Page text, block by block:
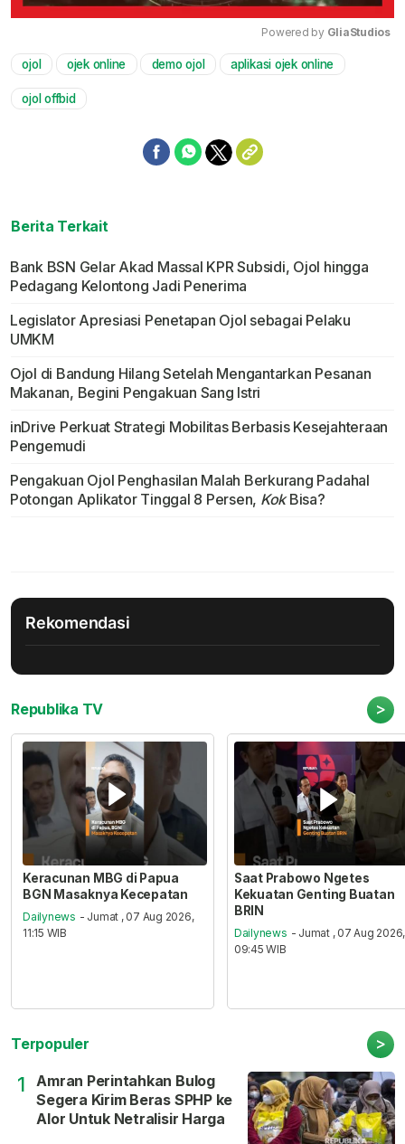
Mute
Powered by GliaStudios
ojol ojek online demo ojol aplikasi ojek online
ojol offbid
Berita Terkait
Bank BSN Gelar Akad Massal KPR Subsidi, Ojol hingga
Pedagang Kelontong Jadi Penerima
Legislator Apresiasi Penetapan Ojol sebagai Pelaku
UMKM
Ojol di Bandung Hilang Setelah Mengantarkan Pesanan
Makanan, Begini Pengakuan Sang Istri
inDrive Perkuat Strategi Mobilitas Berbasis Kesejahteraan
Pengemudi
Pengakuan Ojol Penghasilan Malah Berkurang Padahal
Potongan Aplikator Tinggal 8 Persen, KokBisa?
Rekomendasi
Republika TV >
Keracunan MBG di Papua
BGN Masaknya Kecepatan
Dailynews - Jumat , 07 Aug 2026,
11:15 WIB
Saat Prabowo Ngetes
Kekuatan Genting Buatan
BRIN
Dailynews - Jumat , 07 Aug 2026,
09:45 WIB
Terpopuler >
1
Amran Perintahkan Bulog
Segera Kirim Beras SPHP ke
Alor Untuk Netralisir Harga